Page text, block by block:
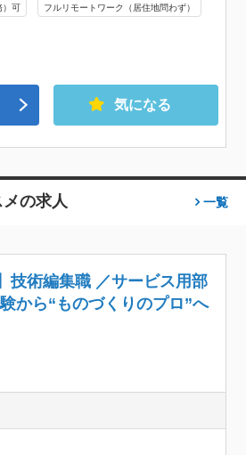
）可 フルリモートワーク（居住地問わず）
気になる
の求人 一覧
技術編集職 ／サービス用部
から“ものづくりのプロ”へ